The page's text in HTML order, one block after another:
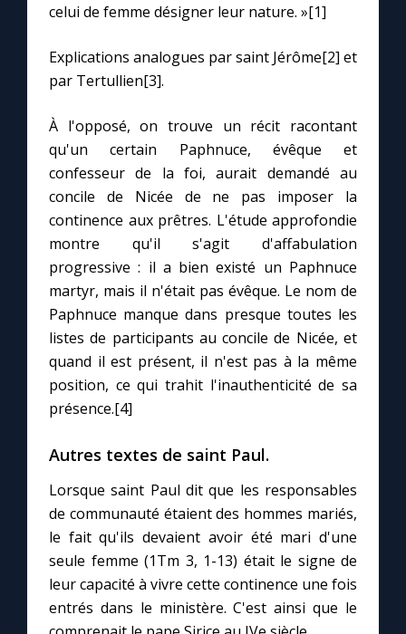
celui de femme désigner leur nature. »[1]
Explications analogues par saint Jérôme[2] et
par Tertullien[3].
À l'opposé, on trouve un récit racontant
qu'un certain Paphnuce, évêque et
confesseur de la foi, aurait demandé au
concile de Nicée de ne pas imposer la
continence aux prêtres. L'étude approfondie
montre qu'il s'agit d'affabulation
progressive : il a bien existé un Paphnuce
martyr, mais il n'était pas évêque. Le nom de
Paphnuce manque dans presque toutes les
listes de participants au concile de Nicée, et
quand il est présent, il n'est pas à la même
position, ce qui trahit l'inauthenticité de sa
présence.[4]
Autres textes de saint Paul.
Lorsque saint Paul dit que les responsables
de communauté étaient des hommes mariés,
le fait qu'ils devaient avoir été mari d'une
seule femme (1Tm 3, 1-13) était le signe de
leur capacité à vivre cette continence une fois
entrés dans le ministère. C'est ainsi que le